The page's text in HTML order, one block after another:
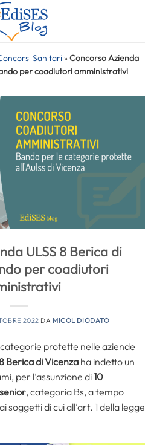
Sanitari »Concorso Azienda
per coadiutori amministrativi
ULSS 8 Berica di
per coadiutori
2022 DA MICOL DIODATO
protette nelle aziende
Berica di Vicenza ha indetto un
per l’assunzione di10
, categoria Bs, a tempo
di cui all’art. 1 della legge